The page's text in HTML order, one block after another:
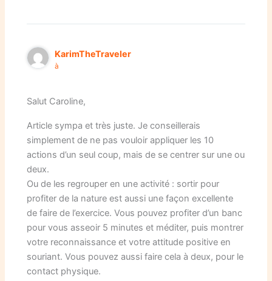
KarimTheTraveler
à
Salut Caroline,
Article sympa et très juste. Je conseillerais
simplement de ne pas vouloir appliquer les 10
actions d’un seul coup, mais de se centrer sur une ou
deux.
Ou de les regrouper en une activité : sortir pour
profiter de la nature est aussi une façon excellente
de faire de l’exercice. Vous pouvez profiter d’un banc
pour vous asseoir 5 minutes et méditer, puis montrer
votre reconnaissance et votre attitude positive en
souriant. Vous pouvez aussi faire cela à deux, pour le
contact physique.